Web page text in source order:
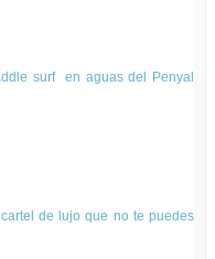
surf en aguas del Penyal
de lujo que no te puedes